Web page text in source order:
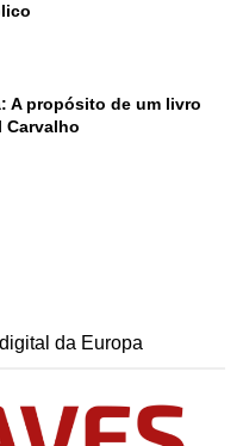
A propósito de um livro
Carvalho
da Europa